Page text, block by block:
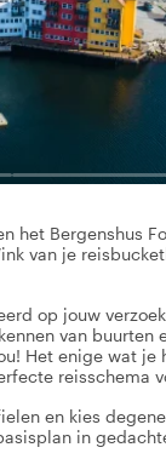
het Bergenshus
van je
op jouw
van
Het enige wat
reisschema
en kies
in